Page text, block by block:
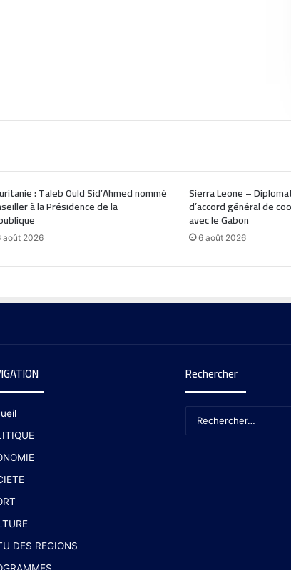
: Taleb Ould Sid’Ahmed nommé
à la Présidence de la
août 2026
Sierra Leone –
d’accord général de
avec le Gabon
6 août 2026
DES REGIONS
Rechercher